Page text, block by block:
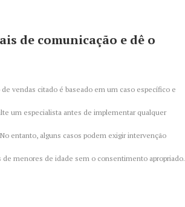
de comunicação e dê o
vendas citado é baseado em um caso específico e
um especialista antes de implementar qualquer
entanto, alguns casos podem exigir intervenção
menores de idade sem o consentimento apropriado.